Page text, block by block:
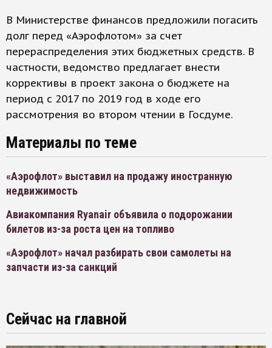
В Министерстве финансов предложили погасить
долг перед «Аэрофлотом» за счет
перераспределения этих бюджетных средств. В
частности, ведомство предлагает внести
коррективы в проект закона о бюджете на
период с 2017 по 2019 год в ходе его
рассмотрения во втором чтении в Госдуме.
Материалы по теме
«Аэрофлот» выставил на продажу иностранную
недвижимость
Авиакомпания Ryanair объявила о подорожании
билетов из-за роста цен на топливо
«Аэрофлот» начал разбирать свои самолеты на
запчасти из-за санкций
Сейчас на главной